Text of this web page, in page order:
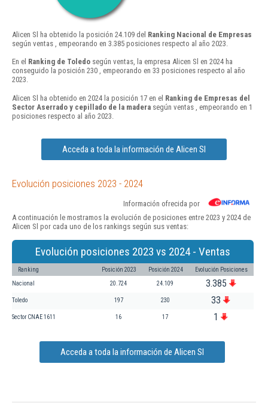
Alicen Sl ha obtenido la posición 24.109 del Ranking Nacional de Empresas
según ventas , empeorando en 3.385 posiciones respecto al año 2023.
En el Ranking de Toledo según ventas, la empresa Alicen Sl en 2024 ha
conseguido la posición 230 , empeorando en 33 posiciones respecto al año
2023.
Alicen Sl ha obtenido en 2024 la posición 17 en el Ranking de Empresas del
Sector Aserrado y cepillado de la madera según ventas , empeorando en 1
posiciones respecto al año 2023.
Acceda a toda la información de Alicen Sl
Evolución posiciones 2023 - 2024
Información ofrecida por
A continuación le mostramos la evolución de posiciones entre 2023 y 2024 de
Alicen Sl por cada uno de los rankings según sus ventas:
Evolución posiciones 2023 vs 2024 - Ventas
Ranking Posición 2023 Posición 2024 Evolución Posiciones
Nacional 20.724 24.109 3.385
Toledo 197 230 33
Sector CNAE 1611 16 17 1
Acceda a toda la información de Alicen Sl